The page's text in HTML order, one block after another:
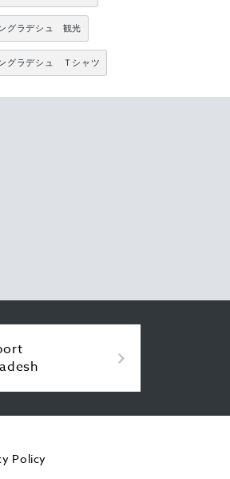
グラデシュ 観光
グラデシュ Ｔシャツ
Policy